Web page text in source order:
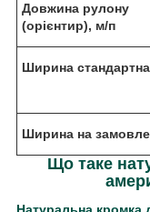
Довжина рулону
(орієнтир), м/п
Ширина
Ширина на
Що таке